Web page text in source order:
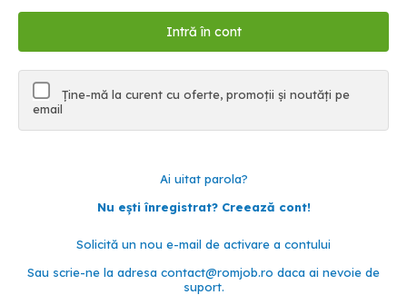
Ține-mă la curent cu oferte, promoții și noutăți pe
email
Ai uitat parola?
Nu ești înregistrat? Creează cont!
Solicită un nou e-mail de activare a contului
Sau scrie-ne la adresa contact@romjob.ro daca ai nevoie de
suport.